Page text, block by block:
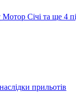
Січі та ще 4
прильотів